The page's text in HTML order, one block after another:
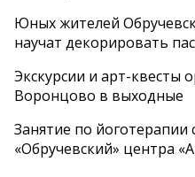
Юных жителей
научат декорировать
Экскурсии и арт-квесты
Воронцово в выходные
Занятие по йоготерапии
«Обручевский» центра